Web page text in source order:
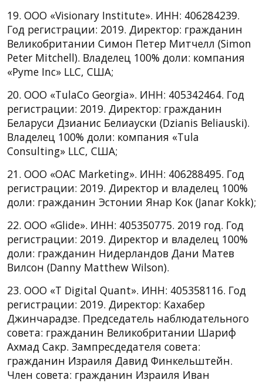
19. ООО «Visionary Institute». ИНН: 406284239.
Год регистрации: 2019. Директор: гражданин
Великобритании Симон Петер Митчелл (Simon
Peter Mitchell). Владелец 100% доли: компания
«Pyme Inc» LLC, CША;
20. ООО «TulaCo Georgia». ИНН: 405342464. Год
регистрации: 2019. Директор: гражданин
Беларуси Дзианис Белиауски (Dzianis Beliauski).
Владелец 100% доли: компания «Tula
Consulting» LLC, CША;
21. ООО «OAC Marketing». ИНН: 406288495. Год
регистрации: 2019. Директор и владелец 100%
доли: гражданин Эстонии Янар Кок (Janar Kokk);
22. ООО «Glide». ИНН: 405350775. 2019 год. Год
регистрации: 2019. Директор и владелец 100%
доли: гражданин Нидерландов Дани Матев
Вилсон (Danny Matthew Wilson).
23. ООО «T Digital Quant». ИНН: 405358116. Год
регистрации: 2019. Директор: Кахабер
Джинчарадзе. Председатель наблюдательного
совета: гражданин Великобритании Шариф
Ахмад Сакр. Зампресдедателя совета:
гражданин Израиля Давид Финкельштейн.
Член совета: гражданин Израиля Иван